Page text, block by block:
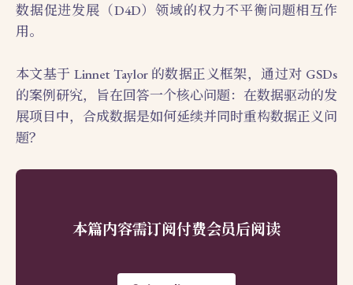
数据促进发展（D4D）领域的权力不平衡问题相互作
用。
本文基于 Linnet Taylor 的数据正义框架，通过对 GSDs
的案例研究，旨在回答一个核心问题：在数据驱动的发
展项目中，合成数据是如何延续并同时重构数据正义问
题？
本篇内容需订阅付费会员后阅读